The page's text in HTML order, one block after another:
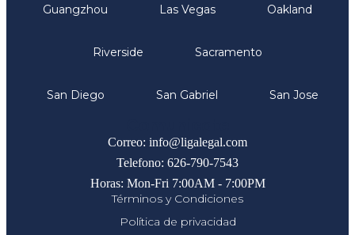
Guangzhou Las Vegas Oakland
Riverside Sacramento
San Diego San Gabriel San Jose
Correo: info@ligalegal.com
Telefono: 626-790-7543
Horas: Mon-Fri 7:00AM - 7:00PM
Términos y Condiciones
Política de privacidad